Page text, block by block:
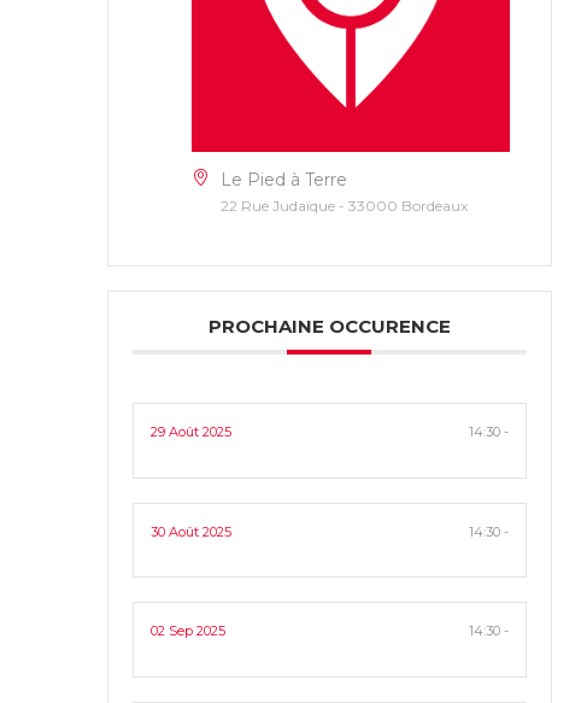
Le Pied à Terre
22 Rue Judaïque - 33000 Bordeaux
PROCHAINE OCCURENCE
29 Août 2025 14:30 -
30 Août 2025 14:30 -
02 Sep 2025 14:30 -